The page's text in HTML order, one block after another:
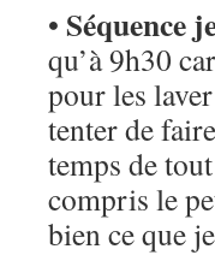
• Séquence
qu’à 9h30
pour les
tenter de
temps de
compris le
bien ce que